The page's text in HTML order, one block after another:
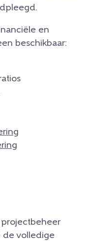
en
beschikbaar:
de volledige